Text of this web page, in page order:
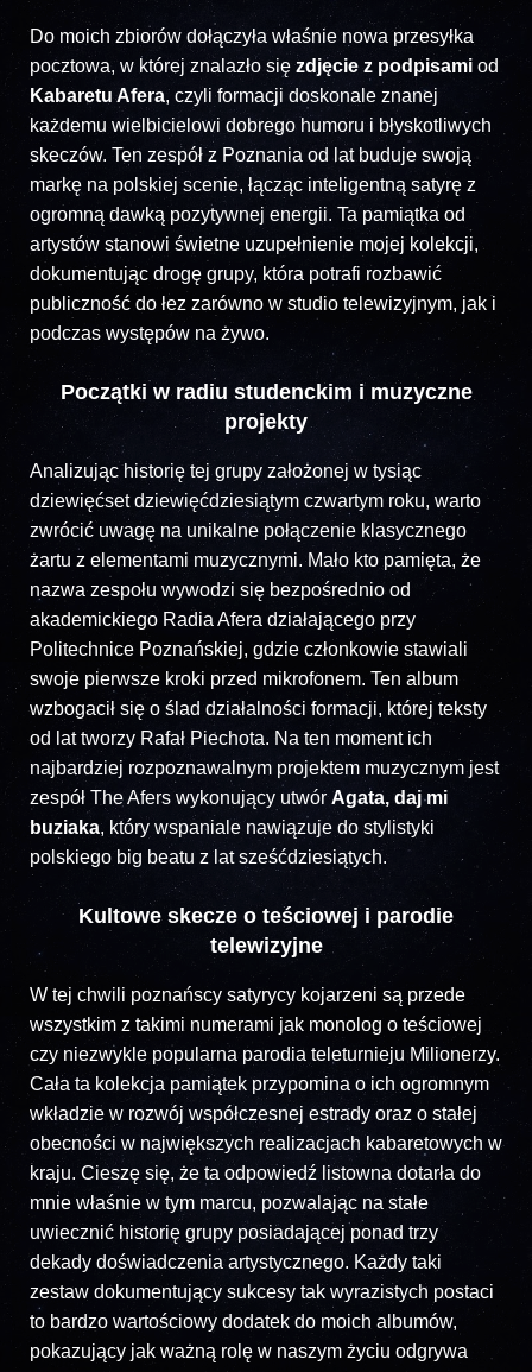
Do moich zbiorów dołączyła właśnie nowa przesyłka
pocztowa, w której znalazło sięzdjęcie z podpisami od
Kabaretu Afera, czyli formacji doskonale znanej
każdemu wielbicielowi dobrego humoru i błyskotliwych
skeczów. Ten zespół z Poznania od lat buduje swoją
markę na polskiej scenie, łącząc inteligentną satyrę z
ogromną dawką pozytywnej energii. Ta pamiątka od
artystów stanowi świetne uzupełnienie mojej kolekcji,
dokumentując drogę grupy, która potrafi rozbawić
publiczność do łez zarówno w studio telewizyjnym, jak i
podczas występów na żywo.
Początki w radiu studenckim i muzyczne
projekty
Analizując historię tej grupy założonej w tysiąc
dziewięćset dziewięćdziesiątym czwartym roku, warto
zwrócić uwagę na unikalne połączenie klasycznego
żartu z elementami muzycznymi. Mało kto pamięta, że
nazwa zespołu wywodzi się bezpośrednio od
akademickiego Radia Afera działającego przy
Politechnice Poznańskiej, gdzie członkowie stawiali
swoje pierwsze kroki przed mikrofonem. Ten album
wzbogacił się o ślad działalności formacji, której teksty
od lat tworzy Rafał Piechota. Na ten moment ich
najbardziej rozpoznawalnym projektem muzycznym jest
zespół The Afers wykonujący utwórAgata, daj mi
buziaka, który wspaniale nawiązuje do stylistyki
polskiego big beatu z lat sześćdziesiątych.
Kultowe skecze o teściowej i parodie
telewizyjne
W tej chwili poznańscy satyrycy kojarzeni są przede
wszystkim z takimi numerami jak monolog o teściowej
czy niezwykle popularna parodia teleturnieju Milionerzy.
Cała ta kolekcja pamiątek przypomina o ich ogromnym
wkładzie w rozwój współczesnej estrady oraz o stałej
obecności w największych realizacjach kabaretowych w
kraju. Cieszę się, że ta odpowiedź listowna dotarła do
mnie właśnie w tym marcu, pozwalając na stałe
uwiecznić historię grupy posiadającej ponad trzy
dekady doświadczenia artystycznego. Każdy taki
zestaw dokumentujący sukcesy tak wyrazistych postaci
to bardzo wartościowy dodatek do moich albumów,
pokazujący jak ważną rolę w naszym życiu odgrywa